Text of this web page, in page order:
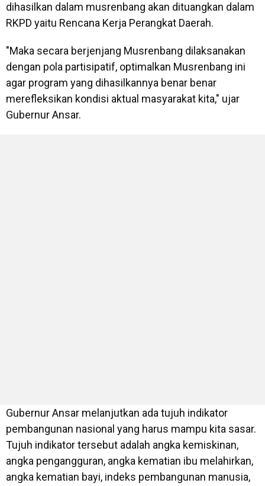
dihasilkan dalam musrenbang akan dituangkan dalam
RKPD yaitu Rencana Kerja Perangkat Daerah.
"Maka secara berjenjang Musrenbang dilaksanakan
dengan pola partisipatif, optimalkan Musrenbang ini
agar program yang dihasilkannya benar benar
merefleksikan kondisi aktual masyarakat kita," ujar
Gubernur Ansar.
Gubernur Ansar melanjutkan ada tujuh indikator
pembangunan nasional yang harus mampu kita sasar.
Tujuh indikator tersebut adalah angka kemiskinan,
angka pengangguran, angka kematian ibu melahirkan,
angka kematian bayi, indeks pembangunan manusia,